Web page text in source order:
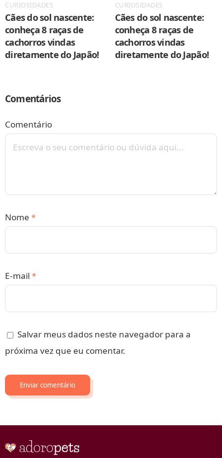
CURIOSIDADES
Cães do sol nascente:
conheça 8 raças de
cachorros vindas
diretamente do Japão!
CURIOSIDADES
Cães do sol nascente:
conheça 8 raças de
cachorros vindas
diretamente do Japão!
Comentários
Comentário
Nome *
E-mail *
Salvar meus dados neste navegador para a
próxima vez que eu comentar.